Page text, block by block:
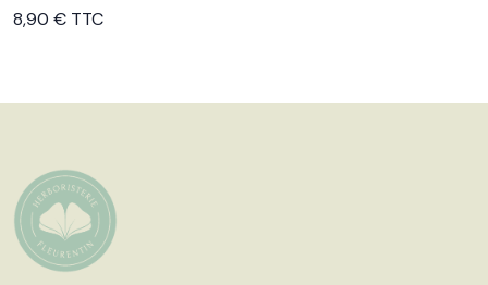
Voir le produit
8,90 € TTC